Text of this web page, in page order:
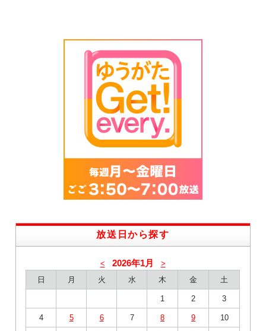
放送日から探す
< 2026年1月
>
日
月 火 水 木 金 土
1 2 3
4 5 6 7 8 9 10